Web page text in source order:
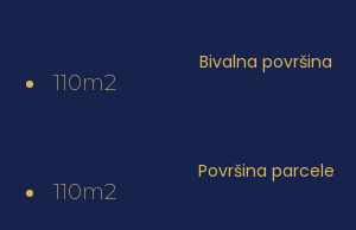
Bivalna površina
110m2
Površina parcele
110m2